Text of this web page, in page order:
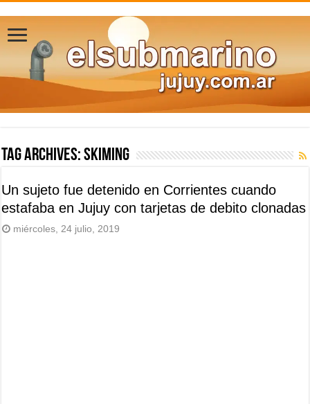
Tag Archives:skiming
Un sujeto fue detenido en Corrientes cuando
estafaba en Jujuy con tarjetas de debito clonadas
miércoles, 24 julio, 2019